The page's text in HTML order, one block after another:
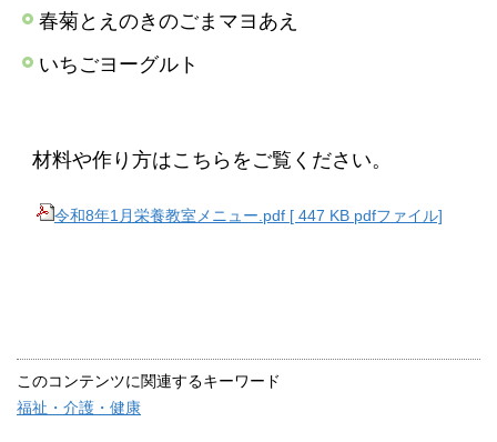
春菊とえのきのごまマヨあえ
いちごヨーグルト
材料や作り方はこちらをご覧ください。
令和8年1月栄養教室メニュー.pdf [ 447 KB pdfファイル]
このコンテンツに関連するキーワード
福祉・介護・健康